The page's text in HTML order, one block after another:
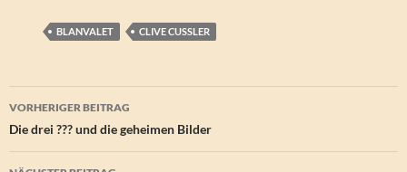
BLANVALET CLIVE CUSSLER
Beitragsnavigation
VORHERIGER BEITRAG
Die drei ??? und die geheimen Bilder